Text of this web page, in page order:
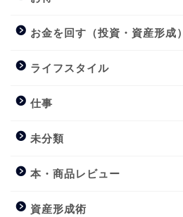
お金を回す（投資・資産形成）
ライフスタイル
仕事
未分類
本・商品レビュー
資産形成術